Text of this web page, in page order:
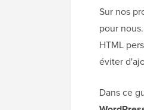
Sur nos
pour
HTML
éviter
Dans ce